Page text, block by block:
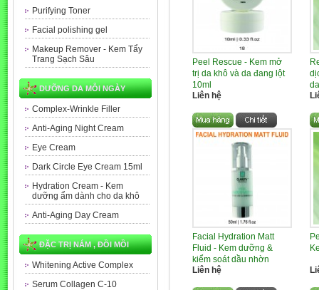
Purifying Toner
Facial polishing gel
Makeup Remover - Kem Tẩy
Trang Sạch Sâu
DƯỠNG DA MỖI NGÀY
Complex-Wrinkle Filler
Anti-Aging Night Cream
Eye Cream
Dark Circle Eye Cream 15ml
Hydration Cream - Kem
dưỡng ẩm dành cho da khô
Anti-Aging Day Cream
ĐẶC TRỊ NÁM , ĐỒI MỒI
Whitening Active Complex
Serum Collagen C-10
Peel Rescue - Kem mở
trị da khô và da đang lột
10ml
Liên hệ
Facial Hydration Matt
Fluid - Kem dưỡng &
kiểm soát dầu nhờn
Liên hệ